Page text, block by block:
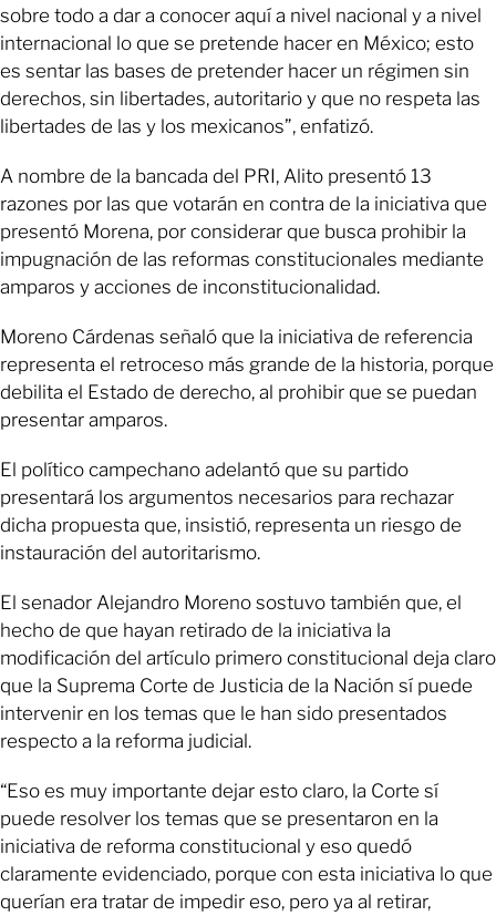
sobre todo a dar a conocer aquí a nivel nacional y a nivel
internacional lo que se pretende hacer en México; esto
es sentar las bases de pretender hacer un régimen sin
derechos, sin libertades, autoritario y que no respeta las
libertades de las y los mexicanos”, enfatizó.
A nombre de la bancada del PRI, Alito presentó 13
razones por las que votarán en contra de la iniciativa que
presentó Morena, por considerar que busca prohibir la
impugnación de las reformas constitucionales mediante
amparos y acciones de inconstitucionalidad.
Moreno Cárdenas señaló que la iniciativa de referencia
representa el retroceso más grande de la historia, porque
debilita el Estado de derecho, al prohibir que se puedan
presentar amparos.
El político campechano adelantó que su partido
presentará los argumentos necesarios para rechazar
dicha propuesta que, insistió, representa un riesgo de
instauración del autoritarismo.
El senador Alejandro Moreno sostuvo también que, el
hecho de que hayan retirado de la iniciativa la
modificación del artículo primero constitucional deja claro
que la Suprema Corte de Justicia de la Nación sí puede
intervenir en los temas que le han sido presentados
respecto a la reforma judicial.
“Eso es muy importante dejar esto claro, la Corte sí
puede resolver los temas que se presentaron en la
iniciativa de reforma constitucional y eso quedó
claramente evidenciado, porque con esta iniciativa lo que
querían era tratar de impedir eso, pero ya al retirar,